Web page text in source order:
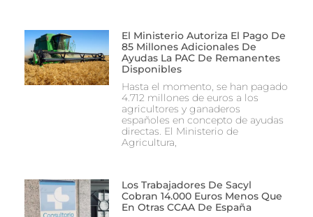
El Ministerio Autoriza El Pago De
85 Millones Adicionales De
Ayudas La PAC De Remanentes
Disponibles
Hasta el momento, se han pagado
4.712 millones de euros a los
agricultores y ganaderos
españoles en concepto de ayudas
directas. El Ministerio de
Agricultura,
Los Trabajadores De Sacyl
Cobran 14.000 Euros Menos Que
En Otras CCAA De España